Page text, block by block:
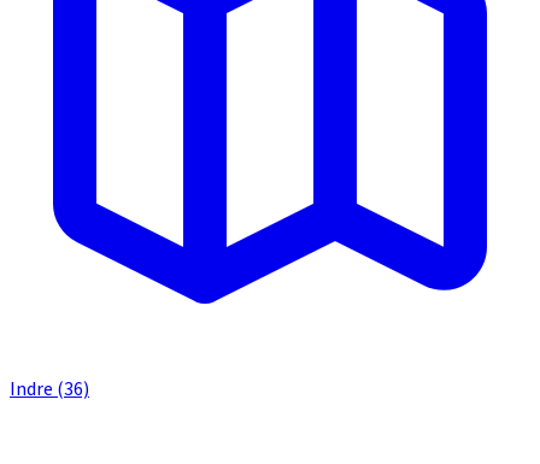
Indre (36)